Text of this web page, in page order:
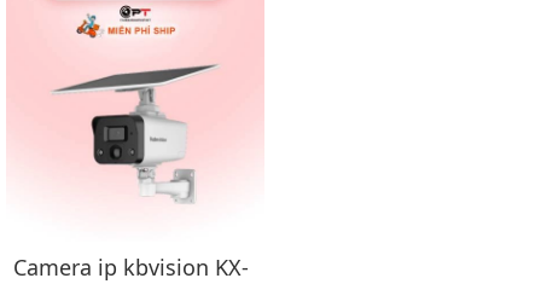
Camera ip kbvision KX-